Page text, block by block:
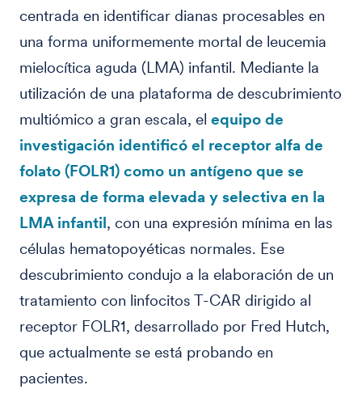
centrada en identificar dianas procesables en
una forma uniformemente mortal de leucemia
mielocítica aguda (LMA) infantil. Mediante la
utilización de una plataforma de descubrimiento
multiómico a gran escala, el equipo de
investigación identificó el receptor alfa de
folato (FOLR1) como un antígeno que se
expresa de forma elevada y selectiva en la
LMA infantil, con una expresión mínima en las
células hematopoyéticas normales. Ese
descubrimiento condujo a la elaboración de un
tratamiento con linfocitos T-CAR dirigido al
receptor FOLR1, desarrollado por Fred Hutch,
que actualmente se está probando en
pacientes.